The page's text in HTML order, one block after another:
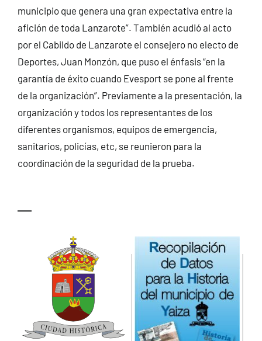
municipio que genera una gran expectativa entre la
afición de toda Lanzarote”. También acudió al acto
por el Cabildo de Lanzarote el consejero no electo de
Deportes, Juan Monzón, que puso el énfasis “en la
garantía de éxito cuando Evesport se pone al frente
de la organización”. Previamente a la presentación, la
organización y todos los representantes de los
diferentes organismos, equipos de emergencia,
sanitarios, policías, etc, se reunieron para la
coordinación de la seguridad de la prueba.
—